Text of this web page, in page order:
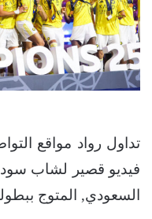
تداول رواد مواقع
فيديو قصير لشاب
السعودي, المتوج